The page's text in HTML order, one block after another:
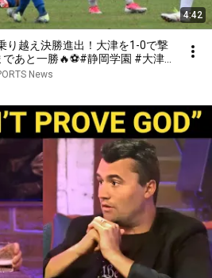
4:42
り越え決勝進出！大津を1-0で撃
あと一勝🔥⚽#静岡学園 #大津
#インターハイ #高校サッカーイ
ー #静岡学園サッカー #
News